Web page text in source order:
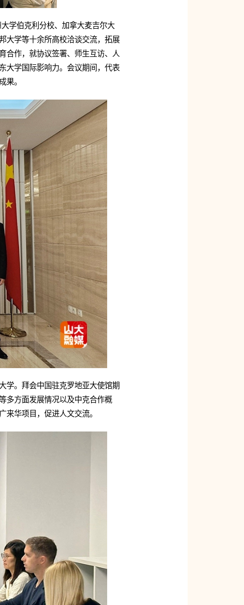
学伯克利分校、加拿大麦吉尔大
大学等十余所高校洽谈交流，拓展
合作，就协议签署、师生互访、人
大学国际影响力。会议期间，代表
果。
学。拜会中国驻克罗地亚大使馆期
多方面发展情况以及中克合作概
华项目，促进人文交流。